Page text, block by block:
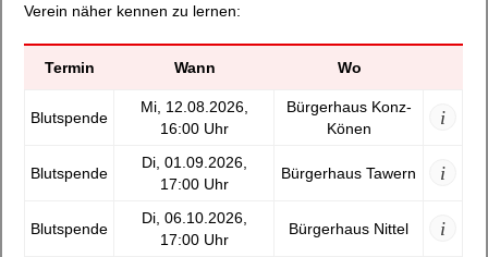
Verein näher kennen zu lernen:
Termin Wann Wo
Blutspende
Mi, 12.08.2026,
16:00 Uhr
Bürgerhaus Konz-
Könen
i
Blutspende
Di, 01.09.2026,
17:00 Uhr
Bürgerhaus Tawern i
Blutspende
Di, 06.10.2026,
17:00 Uhr
Bürgerhaus Nittel i